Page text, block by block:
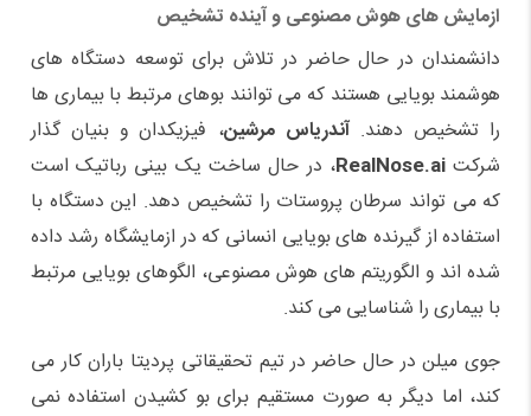
ازمایش های هوش مصنوعی و آینده تشخیص
دانشمندان در حال حاضر در تلاش برای توسعه دستگاه های
هوشمند بویایی هستند که می توانند بوهای مرتبط با بیماری ها
را تشخیص دهند.آندریاس مرشین، فیزیکدان و بنیان گذار
شرکتRealNose.ai، در حال ساخت یک بینی رباتیک است
که می تواند سرطان پروستات را تشخیص دهد. این دستگاه با
استفاده از گیرنده های بویایی انسانی که در ازمایشگاه رشد داده
شده اند و الگوریتم های هوش مصنوعی، الگوهای بویایی مرتبط
با بیماری را شناسایی می کند.
جوی میلن در حال حاضر در تیم تحقیقاتی پردیتا باران کار می
کند، اما دیگر به صورت مستقیم برای بو کشیدن استفاده نمی